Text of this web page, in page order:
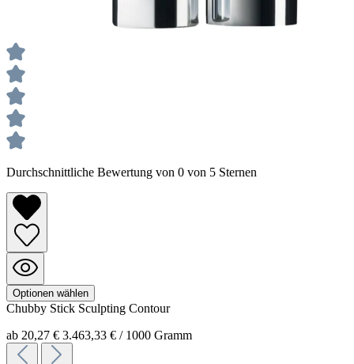
Durchschnittliche Bewertung von 0 von 5 Sternen
Optionen wählen
Chubby Stick Sculpting Contour
ab 20,27 € 3.463,33 € / 1000 Gramm